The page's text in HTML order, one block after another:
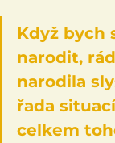
Když bych
narodit,
narodila
řada
celkem